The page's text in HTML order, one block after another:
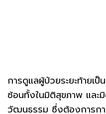
การดูแลผู้ป่วยระยะท้ายเ
ซ้อนทั้งในมิติสุขภาพ และ
วัฒนธรรม ซึ่งต้องการกา